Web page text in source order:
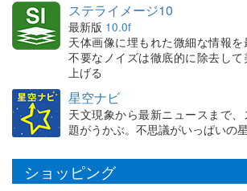
ステライメージ10
最新版 10.0f
天体画像に埋もれた微細な情報を
不要なノイズは徹底的に除去し
上げる
星空ナビ
天文現象から最新ニュースまで
題がうかぶ。不思議がいっぱいの
ショッピング